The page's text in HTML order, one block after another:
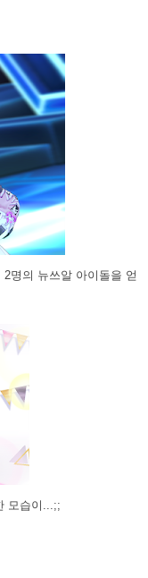
명의 뉴쓰알 아이돌을 얻
모습이...;;